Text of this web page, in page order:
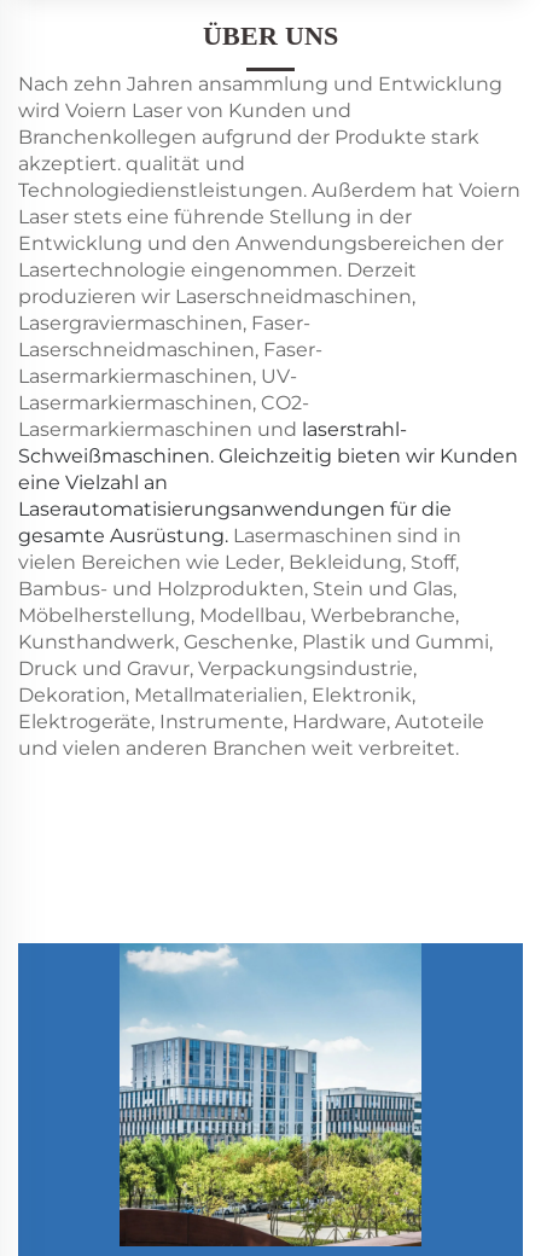
ÜBER UNS
Nach zehn Jahren ansammlung und Entwicklung
wird Voiern Laser von Kunden und
Branchenkollegen aufgrund der Produkte stark
akzeptiert. qualität und
Technologiedienstleistungen. Außerdem hat Voiern
Laser stets eine führende Stellung in der
Entwicklung und den Anwendungsbereichen der
Lasertechnologie eingenommen. Derzeit
produzieren wir Laserschneidmaschinen,
Lasergraviermaschinen, Faser-
Laserschneidmaschinen, Faser-
Lasermarkiermaschinen, UV-
Lasermarkiermaschinen, CO2-
Lasermarkiermaschinen und laserstrahl-
Schweißmaschinen. Gleichzeitig bieten wir Kunden
eine Vielzahl an
Laserautomatisierungsanwendungen für die
gesamte Ausrüstung. Lasermaschinen sind in
vielen Bereichen wie Leder, Bekleidung, Stoff,
Bambus- und Holzprodukten, Stein und Glas,
Möbelherstellung, Modellbau, Werbebranche,
Kunsthandwerk, Geschenke, Plastik und Gummi,
Druck und Gravur, Verpackungsindustrie,
Dekoration, Metallmaterialien, Elektronik,
Elektrogeräte, Instrumente, Hardware, Autoteile
und vielen anderen Branchen weit verbreitet.